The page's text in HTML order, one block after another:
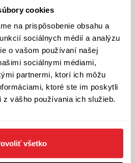
cookies
na prispôsobenie obsahu a
sociálnych médií a analýzu
o vašom používaní našej
sociálnymi médiami,
partnermi, ktorí ich môžu
ktoré ste im poskytli
z vášho používania ich služieb.
všetko
výpovedí, vyšetrovacích
korešpondencie. Čitateľa
ktorý pod maskou
krutého milenca. Tento príbeh
slovenského štátu aj
a odhalí osud
aj autorov seriálu Dunaj,
Je autorom kníh Matovič.
(2021) a Neprišli sme vraždiť
laureát Novinárskej ceny.